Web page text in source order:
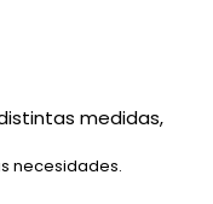
medidas,
necesidades.